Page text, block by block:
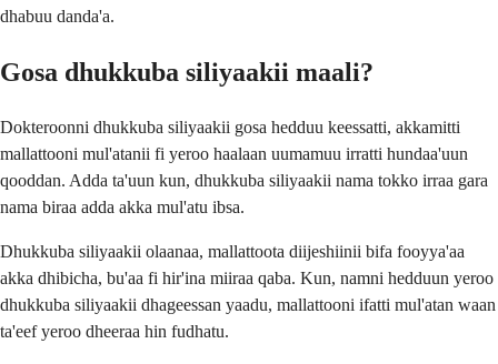
dhabuu danda'a.
Gosa dhukkuba siliyaakii maali?
Dokteroonni dhukkuba siliyaakii gosa hedduu keessatti, akkamitti
mallattooni mul'atanii fi yeroo haalaan uumamuu irratti hundaa'uun
qooddan. Adda ta'uun kun, dhukkuba siliyaakii nama tokko irraa gara
nama biraa adda akka mul'atu ibsa.
Dhukkuba siliyaakii olaanaa, mallattoota diijeshiinii bifa fooyya'aa
akka dhibicha, bu'aa fi hir'ina miiraa qaba. Kun, namni hedduun yeroo
dhukkuba siliyaakii dhageessan yaadu, mallattooni ifatti mul'atan waan
ta'eef yeroo dheeraa hin fudhatu.